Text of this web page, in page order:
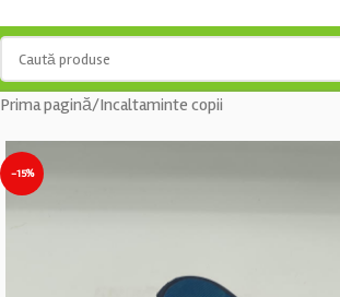
Prima pagină/Incaltaminte copii
-15%